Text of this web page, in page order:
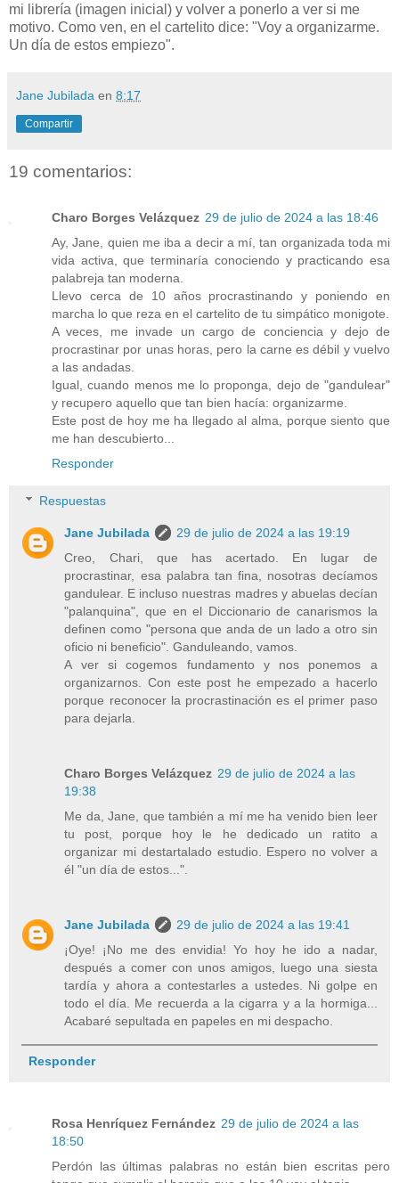
mi librería (imagen inicial) y volver a ponerlo a ver si me
motivo. Como ven, en el cartelito dice: "Voy a organizarme.
Un día de estos empiezo".
Jane Jubilada en 8:17
Compartir
19 comentarios:
Charo Borges Velázquez 29 de julio de 2024 a las 18:46
Ay, Jane, quien me iba a decir a mí, tan organizada toda mi
vida activa, que terminaría conociendo y practicando esa
palabreja tan moderna.
Llevo cerca de 10 años procrastinando y poniendo en
marcha lo que reza en el cartelito de tu simpático monigote.
A veces, me invade un cargo de conciencia y dejo de
procrastinar por unas horas, pero la carne es débil y vuelvo
a las andadas.
Igual, cuando menos me lo proponga, dejo de "gandulear"
y recupero aquello que tan bien hacía: organizarme.
Este post de hoy me ha llegado al alma, porque siento que
me han descubierto...
Responder
Respuestas
Jane Jubilada
29 de julio de 2024 a las 19:19
Creo, Chari, que has acertado. En lugar de
procrastinar, esa palabra tan fina, nosotras decíamos
gandulear. E incluso nuestras madres y abuelas decían
"palanquina", que en el Diccionario de canarismos la
definen como "persona que anda de un lado a otro sin
oficio ni beneficio". Ganduleando, vamos.
A ver si cogemos fundamento y nos ponemos a
organizarnos. Con este post he empezado a hacerlo
porque reconocer la procrastinación es el primer paso
para dejarla.
Charo Borges Velázquez 29 de julio de 2024 a las
19:38
Me da, Jane, que también a mí me ha venido bien leer
tu post, porque hoy le he dedicado un ratito a
organizar mi destartalado estudio. Espero no volver a
él "un día de estos...".
Jane Jubilada
29 de julio de 2024 a las 19:41
¡Oye! ¡No me des envidia! Yo hoy he ido a nadar,
después a comer con unos amigos, luego una siesta
tardía y ahora a contestarles a ustedes. Ni golpe en
todo el día. Me recuerda a la cigarra y a la hormiga...
Acabaré sepultada en papeles en mi despacho.
Responder
Rosa Henríquez Fernández 29 de julio de 2024 a las
18:50
Perdón las últimas palabras no están bien escritas pero